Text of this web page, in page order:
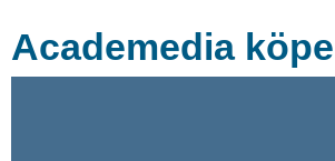
Academedia